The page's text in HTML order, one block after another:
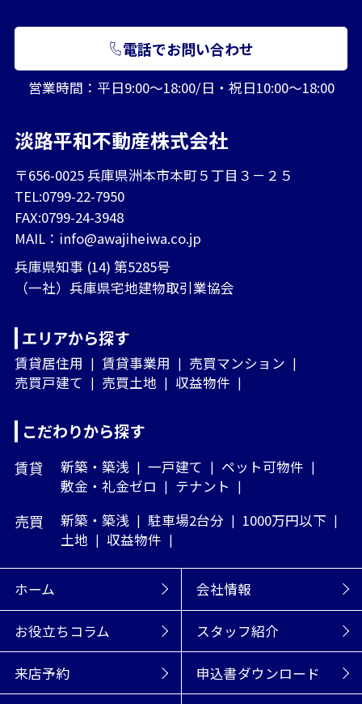
電話でお問い合わせ
営業時間：平日9:00～18:00/日・祝日10:00～18:00
淡路平和不動産株式会社
〒656-0025 兵庫県洲本市本町５丁目３－２５
TEL:0799-22-7950
FAX:0799-24-3948
MAIL： info@awajiheiwa.co.jp
兵庫県知事 (14) 第5285号
（一社）兵庫県宅地建物取引業協会
エリアから探す
賃貸居住用 賃貸事業用
売買マンション
売買戸建て
売買土地 収益物件
こだわりから探す
賃貸 新築・築浅 一戸建て
ペット可物件
敷金・礼金ゼロ
テナント
売買 新築・築浅 駐車場2台分
1000万円以下
土地
収益物件
ホーム 会社情報
お役立ちコラム スタッフ紹介
来店予約 申込書ダウンロード